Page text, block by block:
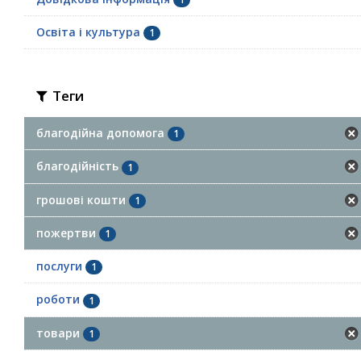
Освіта і культура 1
Теги
благодійна допомога 1
благодійність 1
грошові кошти 1
пожертви 1
послуги 1
роботи 1
товари 1